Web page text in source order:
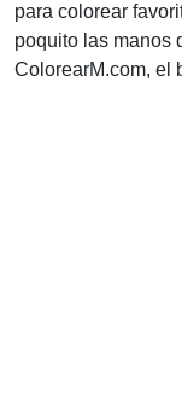
para colorear
poquito las manos
ColorearM.com, el